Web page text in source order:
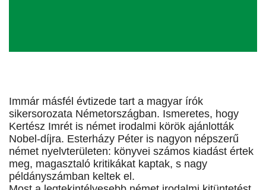
Immár másfél évtizede tart a magyar írók
sikersorozata Németországban. Ismeretes, hogy
Kertész Imrét is német irodalmi körök ajánlották
Nobel-díjra. Esterházy Péter is nagyon népszerű
német nyelvterületen: könyvei számos kiadást értek
meg, magasztaló kritikákat kaptak, s nagy
példányszámban keltek el.